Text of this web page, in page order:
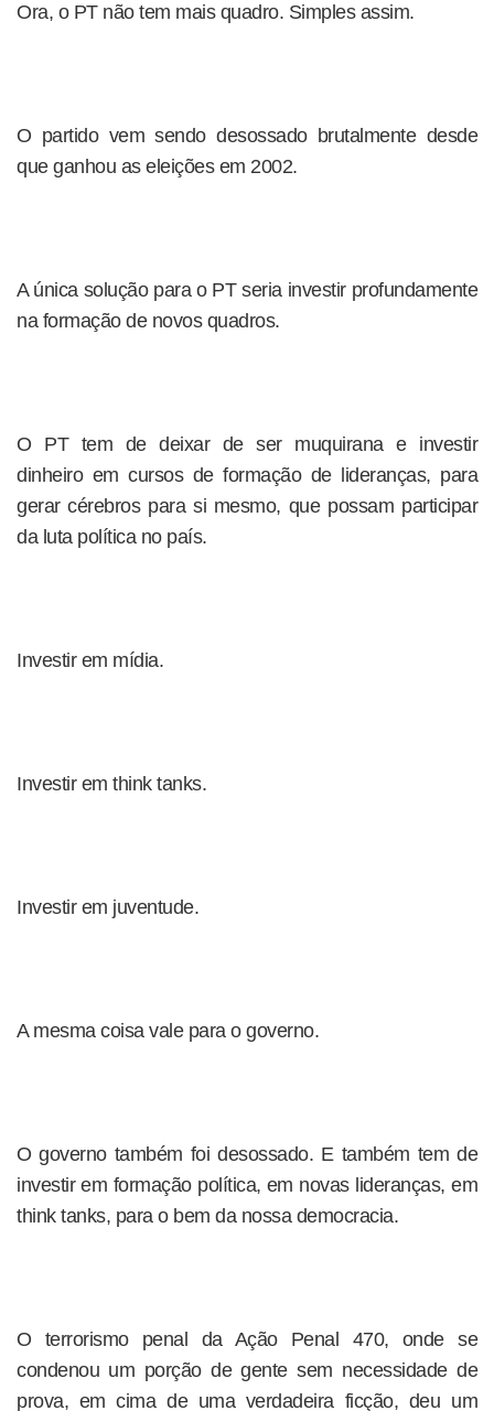
Ora, o PT não tem mais quadro. Simples assim.
O partido vem sendo desossado brutalmente desde
que ganhou as eleições em 2002.
A única solução para o PT seria investir profundamente
na formação de novos quadros.
O PT tem de deixar de ser muquirana e investir
dinheiro em cursos de formação de lideranças, para
gerar cérebros para si mesmo, que possam participar
da luta política no país.
Investir em mídia.
Investir em think tanks.
Investir em juventude.
A mesma coisa vale para o governo.
O governo também foi desossado. E também tem de
investir em formação política, em novas lideranças, em
think tanks, para o bem da nossa democracia.
O terrorismo penal da Ação Penal 470, onde se
condenou um porção de gente sem necessidade de
prova, em cima de uma verdadeira ficção, deu um